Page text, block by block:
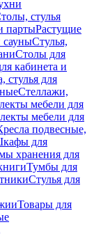
стулья
партыРастущие
сауныСтулья,
Столы для
кабинета и
стулья для
Стеллажи,
мебели для
мебели для
подвесные,
для
хранения для
Тумбы для
Стулья для
Товары для